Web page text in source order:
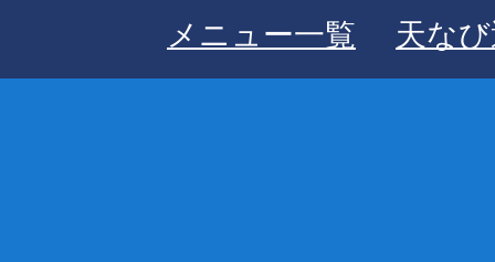
メニュー一覧
天な